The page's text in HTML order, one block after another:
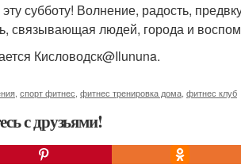
субботу! Волнение, радость,
связывающая людей, города и
Кисловодск@Ilununa.
спорт фитнес фитнес тренировка дома фитнес клуб
с друзьями!